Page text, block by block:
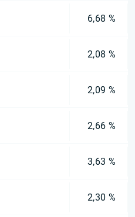
6,68 %
2,08 %
2,09 %
2,66 %
3,63 %
2,30 %